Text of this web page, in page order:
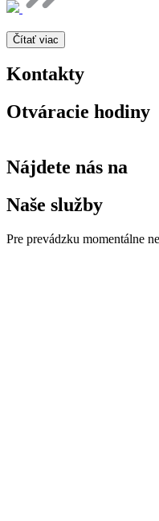
Čítať viac
Kontakty
Otváracie hodiny
Nájdete nás na
Naše služby
Pre prevádzku momentálne